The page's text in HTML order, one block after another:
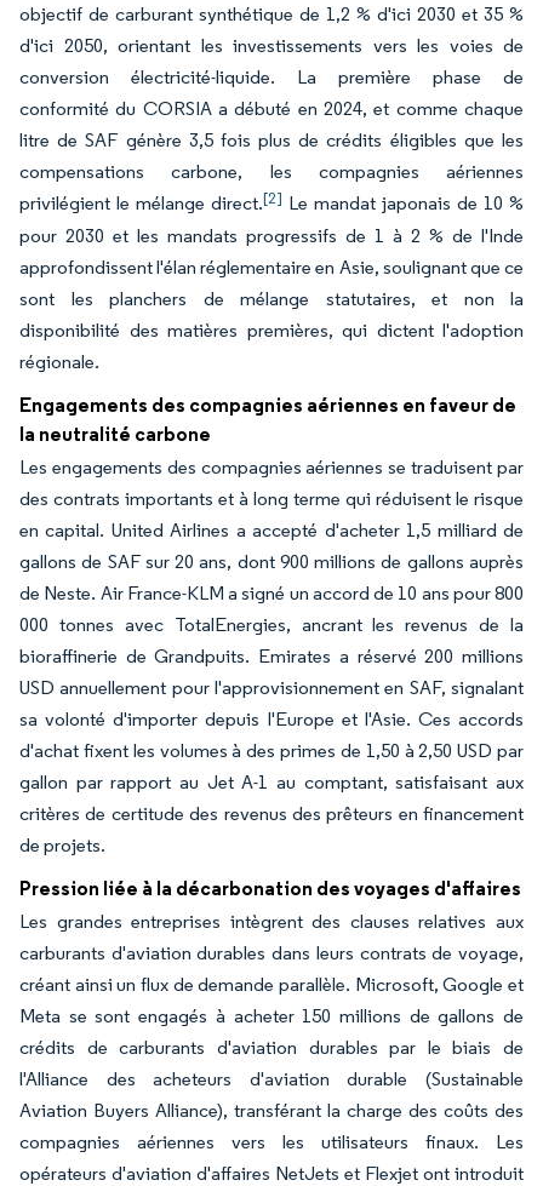
objectif de carburant synthétique de 1,2 % d'ici 2030 et 35 %
d'ici 2050, orientant les investissements vers les voies de
conversion électricité-liquide. La première phase de
conformité du CORSIA a débuté en 2024, et comme chaque
litre de SAF génère 3,5 fois plus de crédits éligibles que les
compensations carbone, les compagnies aériennes
privilégient le mélange direct.[2] Le mandat japonais de 10 %
pour 2030 et les mandats progressifs de 1 à 2 % de l'Inde
approfondissent l'élan réglementaire en Asie, soulignant que ce
sont les planchers de mélange statutaires, et non la
disponibilité des matières premières, qui dictent l'adoption
régionale.
Engagements des compagnies aériennes en faveur de
la neutralité carbone
Les engagements des compagnies aériennes se traduisent par
des contrats importants et à long terme qui réduisent le risque
en capital. United Airlines a accepté d'acheter 1,5 milliard de
gallons de SAF sur 20 ans, dont 900 millions de gallons auprès
de Neste. Air France-KLM a signé un accord de 10 ans pour 800
000 tonnes avec TotalEnergies, ancrant les revenus de la
bioraffinerie de Grandpuits. Emirates a réservé 200 millions
USD annuellement pour l'approvisionnement en SAF, signalant
sa volonté d'importer depuis l'Europe et l'Asie. Ces accords
d'achat fixent les volumes à des primes de 1,50 à 2,50 USD par
gallon par rapport au Jet A-1 au comptant, satisfaisant aux
critères de certitude des revenus des prêteurs en financement
de projets.
Pression liée à la décarbonation des voyages d'affaires
Les grandes entreprises intègrent des clauses relatives aux
carburants d'aviation durables dans leurs contrats de voyage,
créant ainsi un flux de demande parallèle. Microsoft, Google et
Meta se sont engagés à acheter 150 millions de gallons de
crédits de carburants d'aviation durables par le biais de
l'Alliance des acheteurs d'aviation durable (Sustainable
Aviation Buyers Alliance), transférant la charge des coûts des
compagnies aériennes vers les utilisateurs finaux. Les
opérateurs d'aviation d'affaires NetJets et Flexjet ont introduit